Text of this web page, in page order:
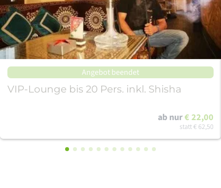
Angebot beendet
VIP-Lounge bis 20 Pers. inkl. Shisha
ab nur€ 22,00
statt€ 62,50